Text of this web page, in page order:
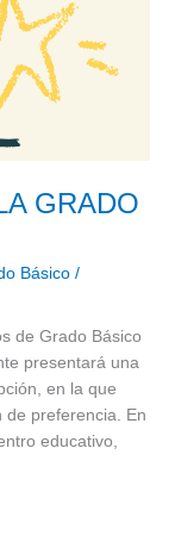
GRADO
Básico /
de Grado Básico
presentará una
en la que
de preferencia. En
educativo,